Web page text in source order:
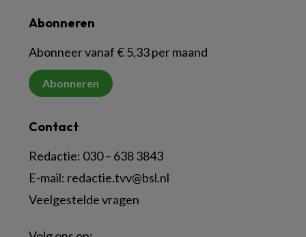
Abonneren
Abonneer vanaf € 5,33 per maand
Abonneren
Contact
Redactie: 030 – 638 3843
E-mail: redactie.tvv@bsl.nl
Veelgestelde vragen